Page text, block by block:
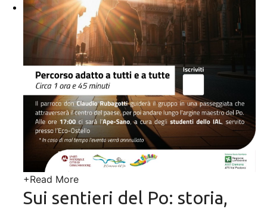
+Read More
Sui sentieri del Po: storia,